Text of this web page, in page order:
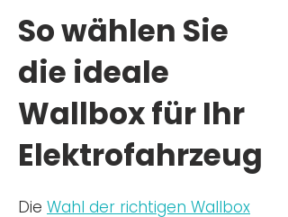
So wählen Sie
die ideale
Wallbox für Ihr
Elektrofahrzeug
Die Wahl der richtigen Wallbox